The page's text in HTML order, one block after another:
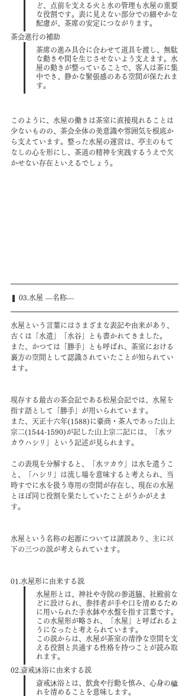
ど、点前を支える火と水の管理も水屋の重要
な役割です。表に見えない部分での細やかな
配慮が、茶席の安定につながります。
茶会進行の補助
茶席の進み具合に合わせて道具を渡し、無駄
な動きや間を生じさせないよう支えます。水
屋の動きが整っていることで、客人は茶に集
中でき、静かな緊張感のある空間が保たれま
す。
このように、水屋の働きは茶室に直接現れることは
少ないものの、茶会全体の美意識や雰囲気を根底か
ら支えています。整った水屋の運営は、亭主のもて
なしの心を形にし、茶道の精神を実践するうえで欠
かせない存在といえるでしょう。
❚ 03.水屋 ―名称―
水屋という言葉にはさまざまな表記や由来があり、
古くは「水遣」「水谷」とも書かれてきました。
また、かつては「勝手」とも呼ばれ、茶室における
裏方の空間として認識されていたことが知られてい
ます。
現存する最古の茶会記である松屋会記では、水屋を
指す語として「勝手」が用いられています。
また、天正十六年(1588)に豪商・茶人であった山上
宗二(1544-1590)が記した山上宗二記には、「水ツ
カウハシリ」という記述が見られます。
この表現を分解すると、「水ツカウ」は水を遣うこ
と、「ハシリ」は流し場を意味すると考えられ、当
時すでに水を扱う専用の空間が存在し、現在の水屋
とほぼ同じ役割を果たしていたことがうかがえま
す。
水屋という名称の起源については諸説あり、主に以
下の三つの説が考えられています。
01.水屋形に由来する説
水屋形とは、神社や寺院の参道脇、社殿前な
どに設けられ、参拝者が手や口を清めるため
に用いられた手水鉢や水盤を指す言葉です。
この水屋形が略され、「水屋」と呼ばれるよ
うになったと考えられています。
この説からは、水屋が茶室の清浄な空間を支
える役割と共通する性格を持つことが読み取
れます。
02.斎戒沐浴に由来する説
斎戒沐浴とは、飲食や行動を慎み、心身の穢
れを清めることを意味します。